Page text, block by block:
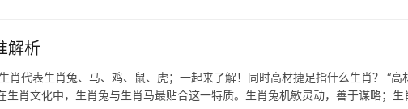
解析
肖代表生肖兔、马、鸡、鼠、虎；一起来了解！同时高材捷足指什么生肖？ “高
生肖文化中，生肖兔与生肖马最贴合这一特质。生肖兔机敏灵动，善于谋略；生